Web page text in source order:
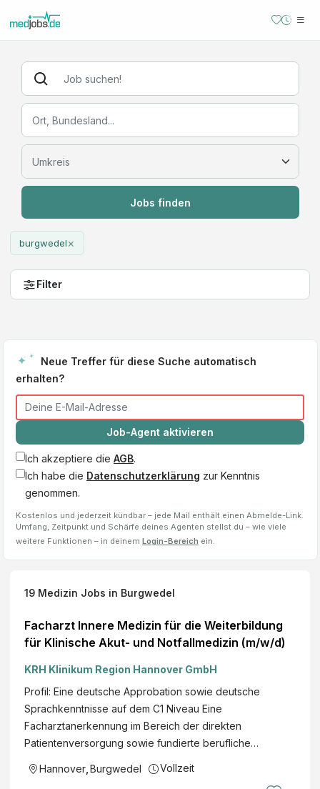
Jobs finden
burgwedel×
Filter
Neue Treffer für diese Suche automatisch
erhalten?
Job-Agent aktivieren
Ich akzeptiere die AGB.
Ich habe die Datenschutzerklärung zur Kenntnis
genommen.
Kostenlos und jederzeit kündbar – jede Mail enthält einen Abmelde-Link.
Umfang, Zeitpunkt und Schärfe deines Agenten stellst du – wie viele
weitere Funktionen – in deinem Login-Bereich ein.
19 Medizin Jobs in Burgwedel
Facharzt Innere Medizin für die Weiterbildung
für Klinische Akut- und Notfallmedizin (m/w/d)
KRH Klinikum Region Hannover GmbH
Profil: Eine deutsche Approbation sowie deutsche
Sprachkenntnisse auf dem C1 Niveau Eine
Facharztanerkennung im Bereich der direkten
Patientenversorgung sowie fundierte berufliche…
Hannover Burgwedel Vollzeit